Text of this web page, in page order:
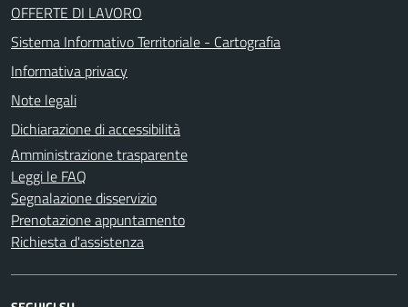
OFFERTE DI LAVORO
Sistema Informativo Territoriale - Cartografia
Informativa privacy
Note legali
Dichiarazione di accessibilità
Amministrazione trasparente
Leggi le FAQ
Segnalazione disservizio
Prenotazione appuntamento
Richiesta d'assistenza